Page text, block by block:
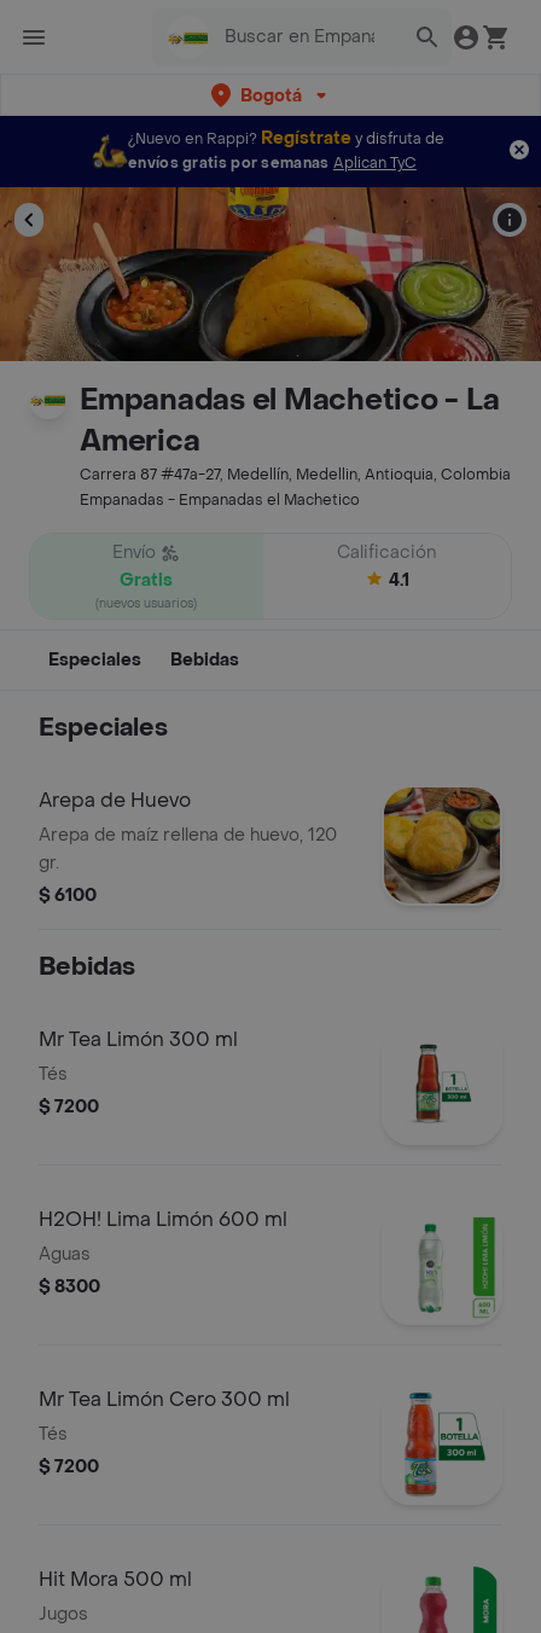
Bogotá
¿Nuevo en Rappi? Regístratey disfruta de
envíos gratis por semanas Aplican TyC
Empanadas el Machetico - La
America
Carrera 87 #47a-27, Medellín, Medellin, Antioquia, Colombia
Empanadas - Empanadas el Machetico
Envío
Gratis
(nuevos usuarios)
Calificación
4.1
Especiales Bebidas
Especiales
Arepa de Huevo
Arepa de maíz rellena de huevo, 120
gr.
$ 6100
Bebidas
Mr Tea Limón 300 ml
Tés
$ 7200
H2OH! Lima Limón 600 ml
Aguas
$ 8300
Mr Tea Limón Cero 300 ml
Tés
$ 7200
Hit Mora 500 ml
Jugos